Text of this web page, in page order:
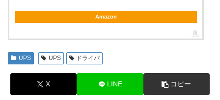
Amazon
UPS UPS ドライバ
X LINE コピー